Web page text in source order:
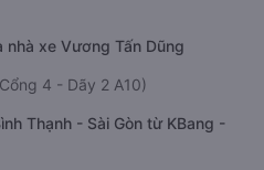
xe Vương Tấn Dũng
4 - Dãy 2 A10)
Thạnh - Sài Gòn từ KBang -